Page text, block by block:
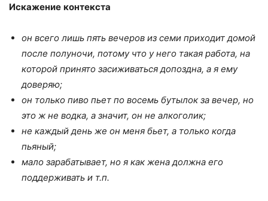
Искажение контекста
он всего лишь пять вечеров из семи приходит домой
после полуночи, потому что у него такая работа, на
которой принято засиживаться допоздна, а я ему
доверяю;
он только пиво пьет по восемь бутылок за вечер, но
это ж не водка, а значит, он не алкоголик;
не каждый день же он меня бьет, а только когда
пьяный;
мало зарабатывает, но я как жена должна его
поддерживать и т.п.